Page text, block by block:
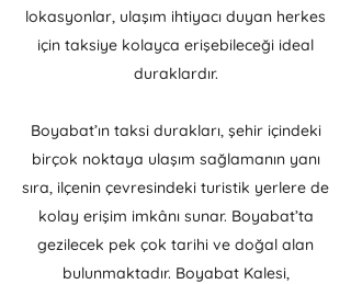
lokasyonlar, ulaşım ihtiyacı duyan herkes
için taksiye kolayca erişebileceği ideal
duraklardır.
Boyabat’ın taksi durakları, şehir içindeki
birçok noktaya ulaşım sağlamanın yanı
sıra, ilçenin çevresindeki turistik yerlere de
kolay erişim imkânı sunar. Boyabat’ta
gezilecek pek çok tarihi ve doğal alan
bulunmaktadır. Boyabat Kalesi,